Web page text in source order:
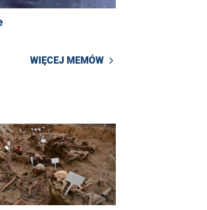
WIĘCEJ MEMÓW